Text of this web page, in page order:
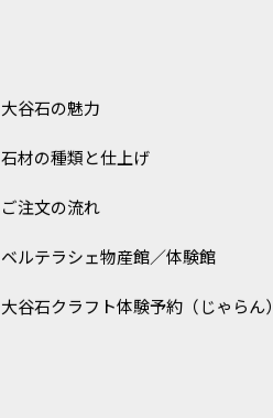
大谷石の魅力
石材の種類と仕上げ
ご注文の流れ
ベルテラシェ物産館／体験館
大谷石クラフト体験予約（じゃらん）